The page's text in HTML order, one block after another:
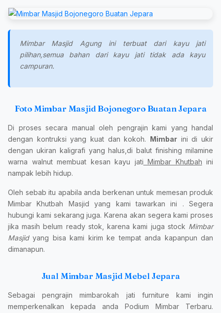
Mimbar Masjid Agung ini terbuat dari kayu jati
pilihan,semua bahan dari kayu jati tidak ada kayu
campuran.
Foto Mimbar Masjid Bojonegoro Buatan Jepara
Di proses secara manual oleh pengrajin kami yang handal
dengan kontruksi yang kuat dan kokoh. Mimbar ini di ukir
dengan ukiran kaligrafi yang halus,di balut finishing milamine
warna walnut membuat kesan kayu jati Mimbar Khutbah ini
nampak lebih hidup.
Oleh sebab itu apabila anda berkenan untuk memesan produk
Mimbar Khutbah Masjid yang kami tawarkan ini . Segera
hubungi kami sekarang juga. Karena akan segera kami proses
jika masih belum ready stok, karena kami juga stock Mimbar
Masjidyang bisa kami kirim ke tempat anda kapanpun dan
dimanapun.
Jual Mimbar Masjid Mebel Jepara
Sebagai pengrajin mimbarokah jati furniture kami ingin
memperkenalkan kepada anda Podium Mimbar Terbaru.